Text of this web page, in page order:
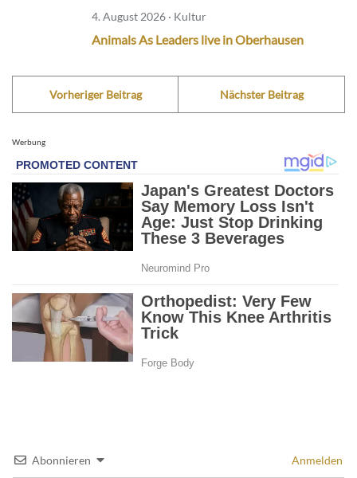
4. August 2026 · Kultur
Animals As Leaders live in Oberhausen
Vorheriger Beitrag Nächster Beitrag
Werbung
Abonnieren Anmelden